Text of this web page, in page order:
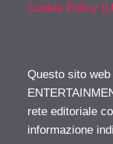
Cookie Policy
Questo sito web
rete editoriale
informazione